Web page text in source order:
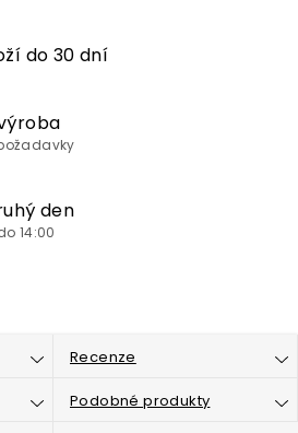
do 30 dní
den
14:00
Recenze
Podobné produkty